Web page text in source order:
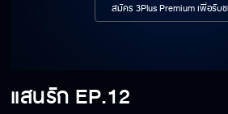
สมัคร 3Plus Premium เพื่อรับ
แสนรัก EP.12